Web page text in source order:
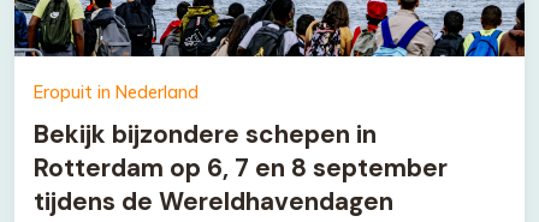
Eropuit in Nederland
Bekijk bijzondere schepen in
Rotterdam op 6, 7 en 8 september
tijdens de Wereldhavendagen